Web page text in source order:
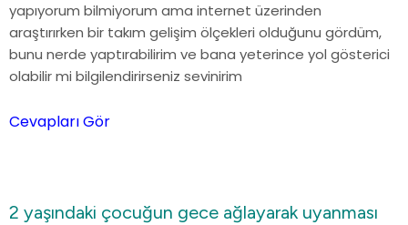
yapıyorum bilmiyorum ama internet üzerinden
araştırırken bir takım gelişim ölçekleri olduğunu gördüm,
bunu nerde yaptırabilirim ve bana yeterince yol gösterici
olabilir mi bilgilendirirseniz sevinirim
Cevapları Gör
2 yaşındaki çocuğun gece ağlayarak uyanması